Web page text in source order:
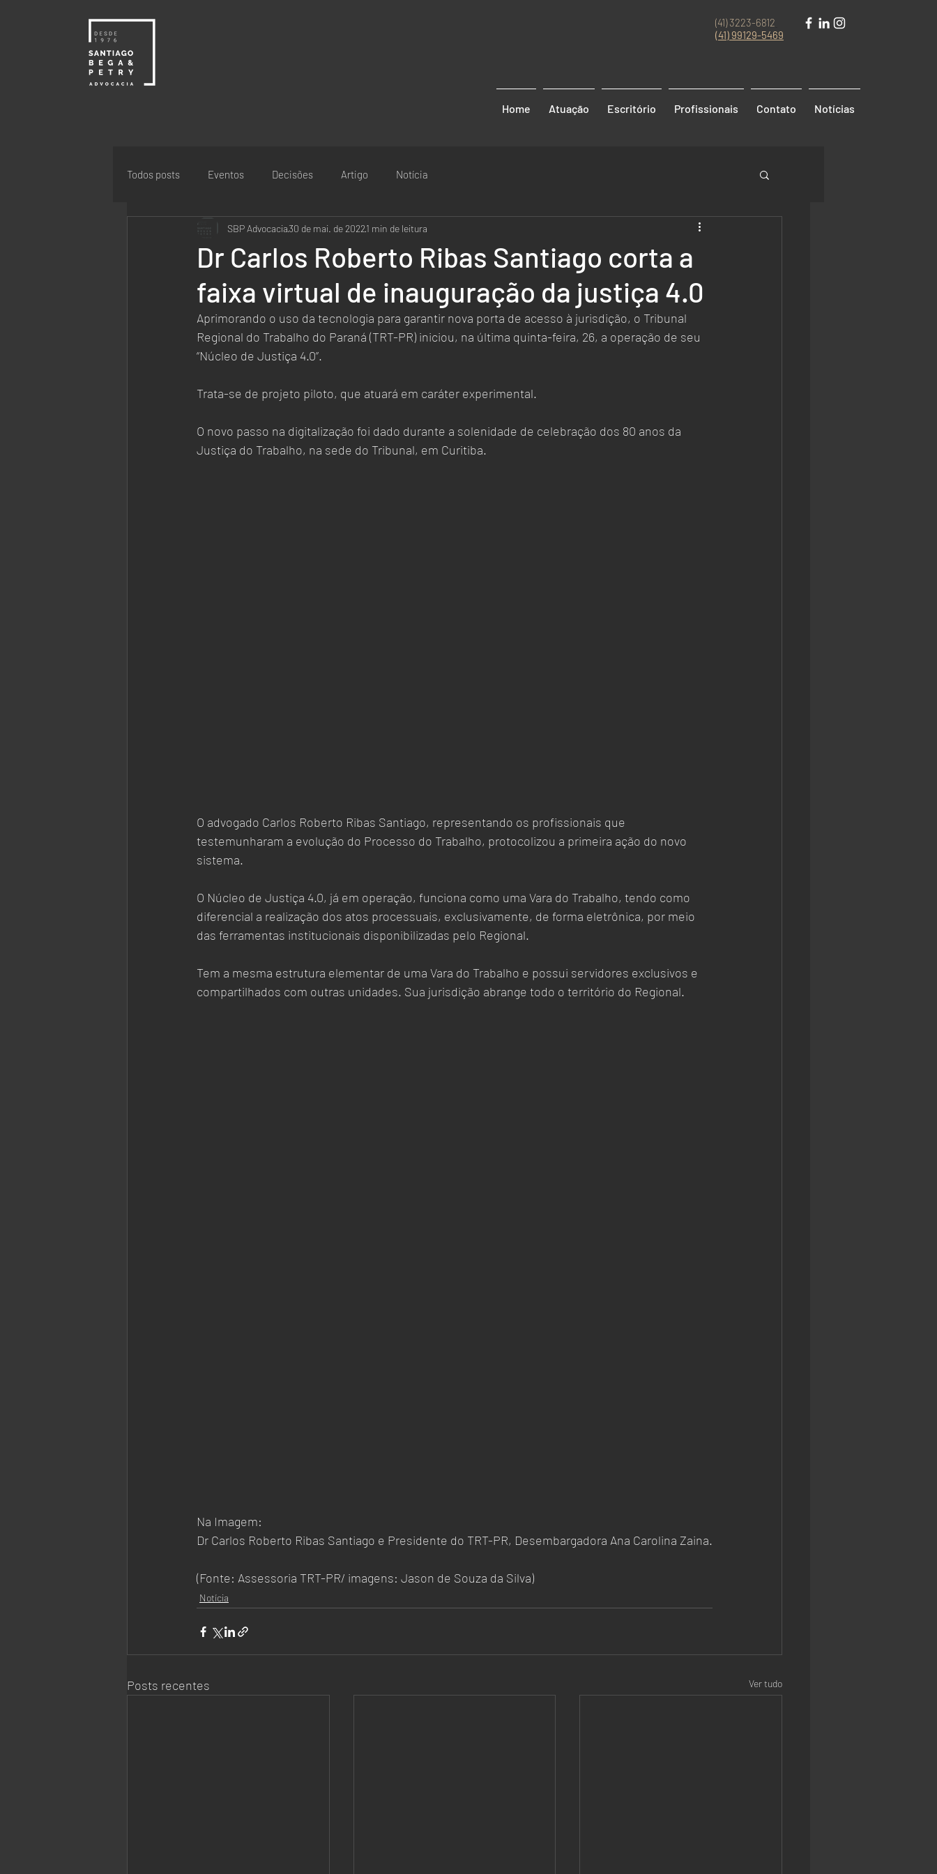
(41) 3223-6812
(41) 99129-5469
Home Atuação Escritório Profissionais Contato Notícias
Todos posts Eventos Decisões Artigo Notícia
Dr Carlos Roberto Ribas Santiago corta a
faixa virtual de inauguração da justiça 4.0
SBP Advocacia30 de mai. de 20221 min de leitura
Aprimorando o uso da tecnologia para garantir nova porta de acesso à jurisdição, o Tribunal
Regional do Trabalho do Paraná (TRT-PR) iniciou, na última quinta-feira, 26, a operação de seu
“Núcleo de Justiça 4.0”.
Trata-se de projeto piloto, que atuará em caráter experimental.
O novo passo na digitalização foi dado durante a solenidade de celebração dos 80 anos da
Justiça do Trabalho, na sede do Tribunal, em Curitiba.
O advogado Carlos Roberto Ribas Santiago, representando os profissionais que
testemunharam a evolução do Processo do Trabalho, protocolizou a primeira ação do novo
sistema.
O Núcleo de Justiça 4.0, já em operação, funciona como uma Vara do Trabalho, tendo como
diferencial a realização dos atos processuais, exclusivamente, de forma eletrônica, por meio
das ferramentas institucionais disponibilizadas pelo Regional.
Tem a mesma estrutura elementar de uma Vara do Trabalho e possui servidores exclusivos e
compartilhados com outras unidades. Sua jurisdição abrange todo o território do Regional.
Na Imagem:
Dr Carlos Roberto Ribas Santiago e Presidente do TRT-PR, Desembargadora Ana Carolina Zaina.
(Fonte: Assessoria TRT-PR/ imagens: Jason de Souza da Silva)
Notícia
Posts recentes Ver tudo